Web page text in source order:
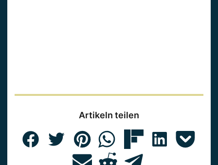
Artikeln teilen